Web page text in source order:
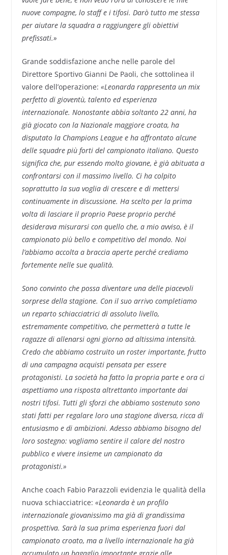
nuove compagne, lo staff e i tifosi. Darò tutto me stessa
per aiutare la squadra a raggiungere gli obiettivi
prefissati.»
Grande soddisfazione anche nelle parole del
Direttore Sportivo Gianni De Paoli, che sottolinea il
valore dell’operazione: «Leonarda rappresenta un mix
perfetto di gioventù, talento ed esperienza
internazionale. Nonostante abbia soltanto 22 anni, ha
già giocato con la Nazionale maggiore croata, ha
disputato la Champions League e ha affrontato alcune
delle squadre più forti del campionato italiano. Questo
significa che, pur essendo molto giovane, è già abituata a
confrontarsi con il massimo livello. Ci ha colpito
soprattutto la sua voglia di crescere e di mettersi
continuamente in discussione. Ha scelto per la prima
volta di lasciare il proprio Paese proprio perché
desiderava misurarsi con quello che, a mio avviso, è il
campionato più bello e competitivo del mondo. Noi
l’abbiamo accolta a braccia aperte perché crediamo
fortemente nelle sue qualità.
Sono convinto che possa diventare una delle piacevoli
sorprese della stagione. Con il suo arrivo completiamo
un reparto schiacciatrici di assoluto livello,
estremamente competitivo, che permetterà a tutte le
ragazze di allenarsi ogni giorno ad altissima intensità.
Credo che abbiamo costruito un roster importante, frutto
di una campagna acquisti pensata per essere
protagonisti. La società ha fatto la propria parte e ora ci
aspettiamo una risposta altrettanto importante dai
nostri tifosi. Tutti gli sforzi che abbiamo sostenuto sono
stati fatti per regalare loro una stagione diversa, ricca di
entusiasmo e di ambizioni. Adesso abbiamo bisogno del
loro sostegno: vogliamo sentire il calore del nostro
pubblico e vivere insieme un campionato da
protagonisti.»
Anche coach Fabio Parazzoli evidenzia le qualità della
nuova schiacciatrice: «Leonarda è un profilo
internazionale giovanissimo ma già di grandissima
prospettiva. Sarà la sua prima esperienza fuori dal
campionato croato, ma a livello internazionale ha già